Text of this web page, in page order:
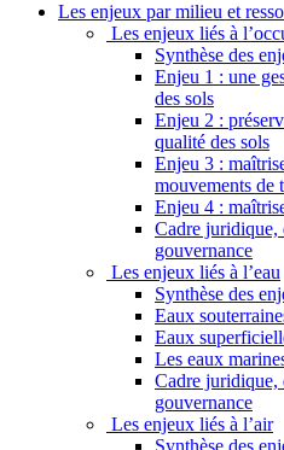
Les enjeux par milieu et
Les enjeux liés à
Synthèse des
Enjeu 1 : une
des sols
Enjeu 2 :
qualité des sols
Enjeu 3 :
mouvements de
Enjeu 4 :
Cadre juridique,
gouvernance
Les enjeux liés à l’eau
Synthèse des
Eaux
Eaux
Les eaux
Cadre juridique,
gouvernance
Les enjeux liés à l’air
Synthèse des